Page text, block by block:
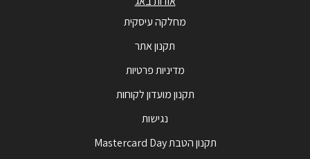
מחלקה עיסקית
תקנון אתר
מדיניות פרטיות
תקנון מועדון לקוחות
נגישות
תקנון הטבת Mastercard Day